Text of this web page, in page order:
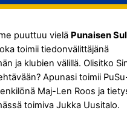
puuttuu vielä Punaisen
toimii tiedonvälittäjänä
ja klubien välillä. Olisitko
Apunasi toimii
Maj-Len Roos ja
toimiva Jukka Uusitalo.